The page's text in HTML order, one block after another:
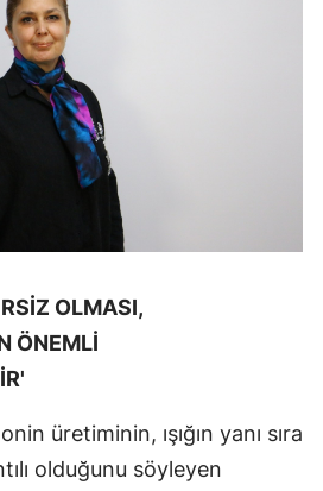
OLMASI,
ÖNEMLİ
üretiminin, ışığın yanı sıra
olduğunu söyleyen